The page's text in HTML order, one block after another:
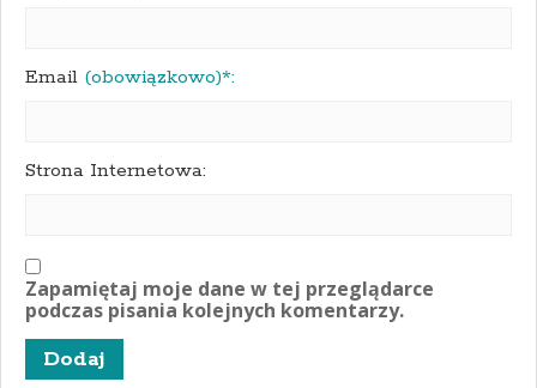
Email (obowiązkowo)*:
Strona Internetowa:
Zapamiętaj moje dane w tej przeglądarce
podczas pisania kolejnych komentarzy.